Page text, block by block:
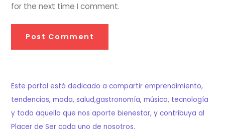
for the next time I comment.
Este portal está dedicado a compartir emprendimiento,
tendencias, moda, salud,gastronomía, música, tecnología
y todo aquello que nos aporte bienestar, y contribuya al
Placer de Ser cada uno de nosotros.